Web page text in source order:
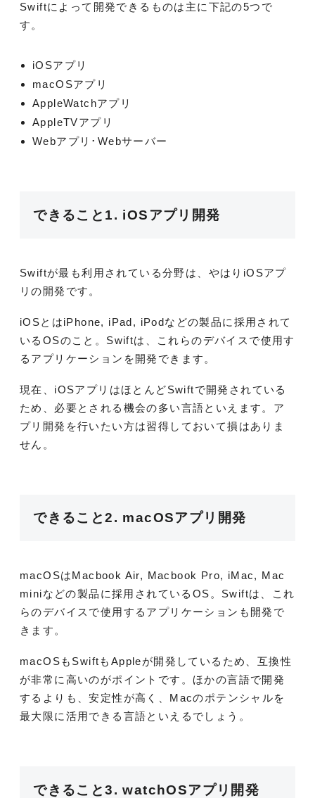
Swiftによって開発できるものは主に下記の5つで
す。
iOSアプリ
macOSアプリ
AppleWatchアプリ
AppleTVアプリ
Webアプリ･Webサーバー
できること1. iOSアプリ開発
Swiftが最も利用されている分野は、やはりiOSアプ
リの開発です。
iOSとはiPhone, iPad, iPodなどの製品に採用されて
いるOSのこと。Swiftは、これらのデバイスで使用す
るアプリケーションを開発できます。
現在、iOSアプリはほとんどSwiftで開発されている
ため、必要とされる機会の多い言語といえます。ア
プリ開発を行いたい方は習得しておいて損はありま
せん。
できること2. macOSアプリ開発
macOSはMacbook Air, Macbook Pro, iMac, Mac
miniなどの製品に採用されているOS。Swiftは、これ
らのデバイスで使用するアプリケーションも開発で
きます。
macOSもSwiftもAppleが開発しているため、互換性
が非常に高いのがポイントです。ほかの言語で開発
するよりも、安定性が高く、Macのポテンシャルを
最大限に活用できる言語といえるでしょう。
できること3. watchOSアプリ開発